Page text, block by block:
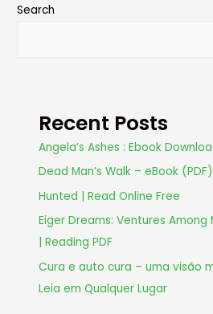
Search
Recent Posts
Angela’s Ashes : Ebook
Dead Man’s Walk – eBook (PDF)
Hunted | Read Online Free
Eiger Dreams: Ventures Among
| Reading PDF
Cura e auto cura – uma visão
Leia em Qualquer Lugar